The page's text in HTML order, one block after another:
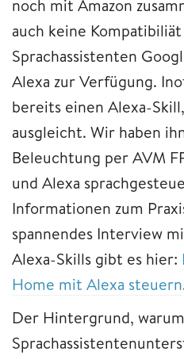
noch mit Amazon
auch keine
Sprachassistenten
Alexa zur Verfügung.
bereits einen Alexa-
ausgleicht. Wir haben
Beleuchtung per AVM
und Alexa
Informationen zum
spannendes Interview
Alexa-Skills gibt es hier:
Home mit Alexa steuern
Der Hintergrund,